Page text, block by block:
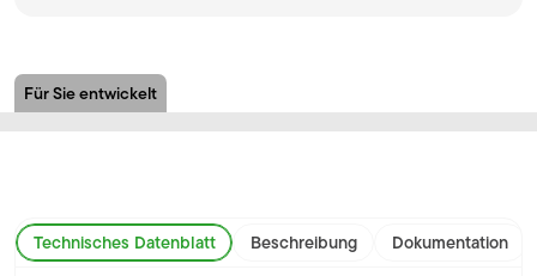
Für Sie entwickelt
Technisches Datenblatt Beschreibung Dokumentation